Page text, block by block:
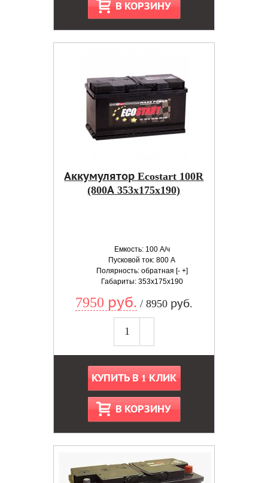
В КОРЗИНУ
Аккумулятор Ecostart 100R
(800А 353x175x190)
Емкость: 100 А/ч
Пусковой ток: 800 А
Полярность: обратная [- +]
Габариты: 353x175x190
7950 руб. / 8950 руб.
КУПИТЬ В 1 КЛИК
В КОРЗИНУ